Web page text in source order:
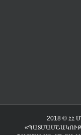
2018 ©